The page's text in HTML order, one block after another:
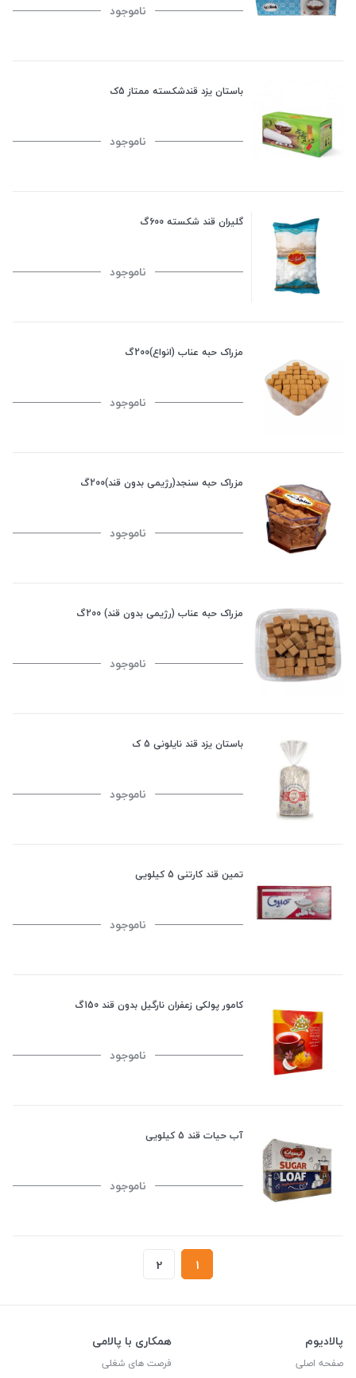
ناموجود
باستان یزد قندشکسته ممتاز 5ک
ناموجود
گلیران قند شکسته 600گ
ناموجود
مزراک حبه عناب (انواع)200گ
ناموجود
مزراک حبه سنجد(رژیمی بدون قند)200گ
ناموجود
مزراک حبه عناب (رژیمی بدون قند) 200گ
ناموجود
باستان یزد قند نایلونی 5 ک
ناموجود
تمین قند کارتنی 5 کیلویی
ناموجود
کامور پولکی زعفران نارگیل بدون قند 150گ
ناموجود
آب حیات قند 5 کیلویی
ناموجود
1
2
پالادیوم
صفحه اصلی
همکاری با پالامی
فرصت های شغلی